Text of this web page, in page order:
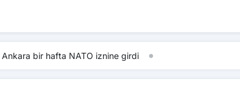
Ankara bir hafta NATO iznine girdi